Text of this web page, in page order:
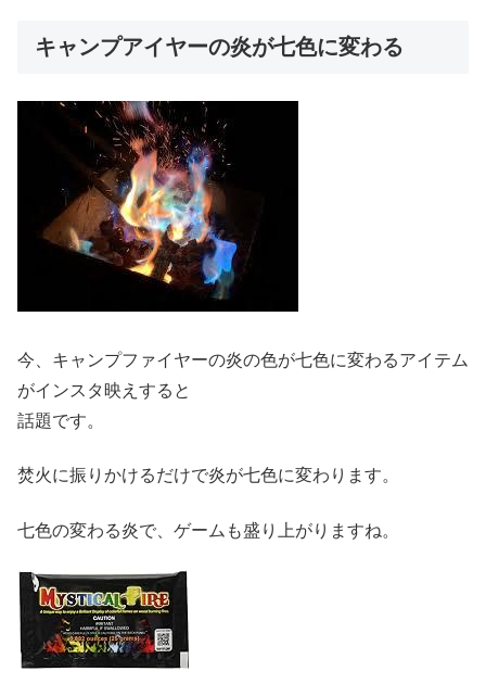
キャンプアイヤーの炎が七色に変わる
今、キャンプファイヤーの炎の色が七色に変わるアイテム
がインスタ映えすると
話題です。
焚火に振りかけるだけで炎が七色に変わります。
七色の変わる炎で、ゲームも盛り上がりますね。